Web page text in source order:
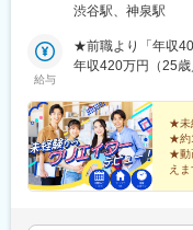
ェクト先 ※直行直帰
クアップ！■プロジ
海、関西、中国、
ら徒歩4分 京王
ェクト先により異
を考慮して決定い
渋谷駅、神泉駅
給与
★前職より「年収
年収420万円（25歳
★未
★約
★動
えま